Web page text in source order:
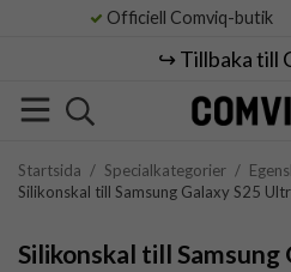
Officiell Comviq-butik
↪️ Tillbaka till
Startsida / Specialkategorier /
Silikonskal till Samsung Galaxy S25
Silikonskal till Samsung